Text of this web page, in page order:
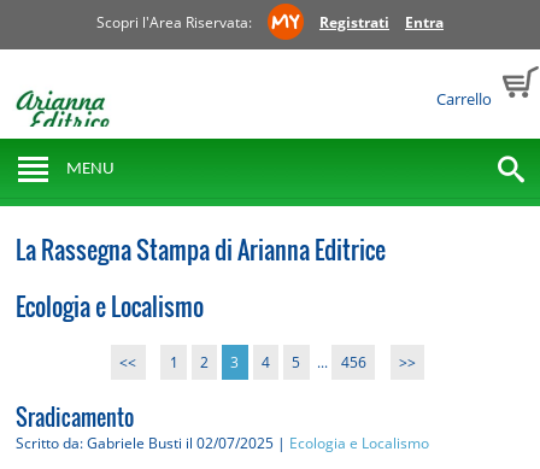
Scopri l'Area Riservata: Registrati Entra
Carrello
MENU
La Rassegna Stampa di Arianna Editrice
Ecologia e Localismo
<< 1 2 3 4 5 ... 456 >>
Sradicamento
Scritto da: Gabriele Busti il 02/07/2025 | Ecologia e Localismo